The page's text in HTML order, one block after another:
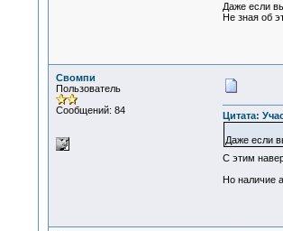
Даже если
Не зная об
Свомпи
Пользователь
Сообщений: 84
Цитата:
Даже если
С этим
Но наличие